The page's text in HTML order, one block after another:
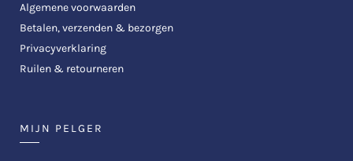
Algemene voorwaarden
Betalen, verzenden & bezorgen
Privacyverklaring
Ruilen & retourneren
MIJN PELGER